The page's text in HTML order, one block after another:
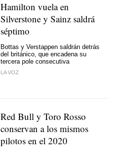
Hamilton vuela en
Silverstone y Sainz saldrá
séptimo
Bottas y Verstappen saldrán detrás
del británico, que encadena su
tercera pole consecutiva
LA VOZ
Red Bull y Toro Rosso
conservan a los mismos
pilotos en el 2020